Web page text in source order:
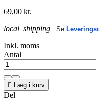
69,00 kr.
local_shipping
Se
Inkl. moms
Antal
 Læg i kurv
Del